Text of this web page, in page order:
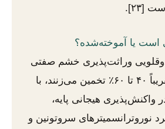
وراثت‌پذیری خشم صفتی
و پرخاشگری را تقریباً ۴۰ تا ۶۰٪ تخمین می‌زنند، با
واکنش‌پذیری هیجانی پایه،
نوروترانسمیترهای سروتونین و